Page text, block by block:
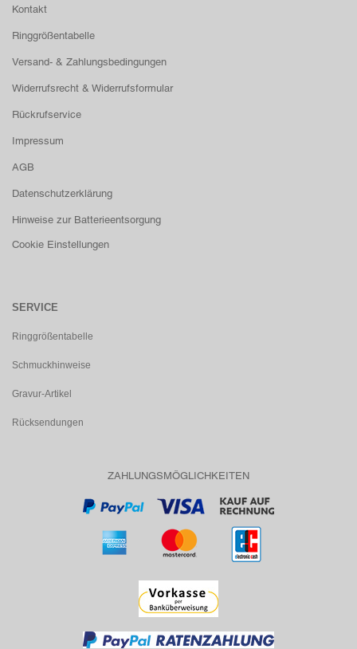
Kontakt
Ringgrößentabelle
Versand- & Zahlungsbedingungen
Widerrufsrecht & Widerrufsformular
Rückrufservice
Impressum
AGB
Datenschutzerklärung
Hinweise zur Batterieentsorgung
Cookie Einstellungen
SERVICE
Ringgrößentabelle
Schmuckhinweise
Gravur-Artikel
Rücksendungen
ZAHLUNGSMÖGLICHKEITEN